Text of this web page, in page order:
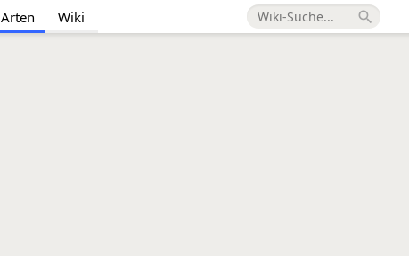
Arten Wiki search